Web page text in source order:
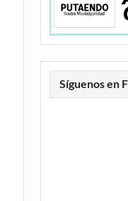
Síguenos en